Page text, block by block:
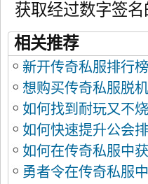
获取经过数字签名
相关推荐
新开传奇私服排行
想购买传奇私服脱
如何找到耐玩又不
如何快速提升公会
如何在传奇私服中
勇者令在传奇私服